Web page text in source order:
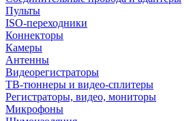
Пульты
ISO-переходники
Коннекторы
Камеры
Антенны
Видеорегистраторы
ТВ-тюннеры и видео-сплитеры
Регистраторы, видео, мониторы
Микрофоны